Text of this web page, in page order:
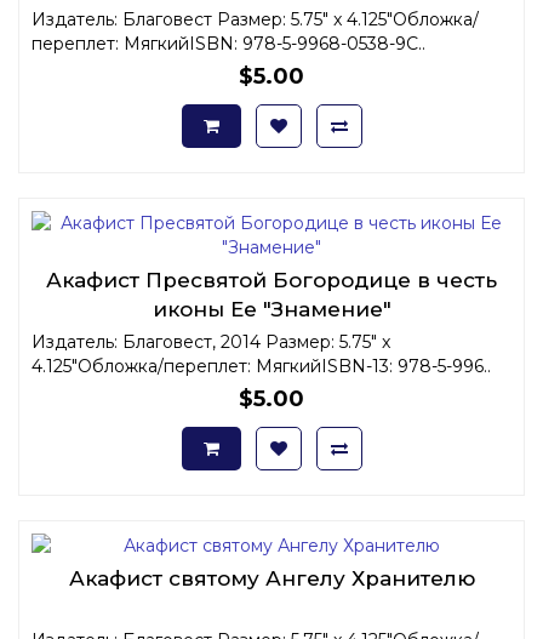
Издатель: Благовест Размер: 5.75" x 4.125"Обложка/
переплет: МягкийISBN: 978-5-9968-0538-9С..
$5.00
Акафист Пресвятой Богородице в честь
иконы Ее "Знамение"
Издатель: Благовест, 2014 Размер: 5.75" x
4.125"Обложка/переплет: МягкийISBN-13: 978-5-996..
$5.00
Акафист святому Ангелу Хранителю